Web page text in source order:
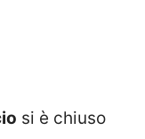
si è chiuso